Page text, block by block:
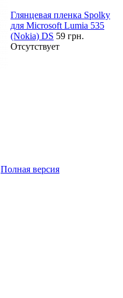
Глянцевая пленка Spolky
для Microsoft Lumia 535
(Nokia) DS 59 грн.
Отсутствует
Полная версия